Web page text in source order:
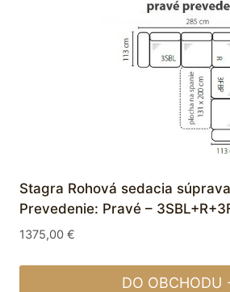
Stagra Rohová sedacia
Prevedenie: Pravé –
1375,00 €
DO OBCHODU